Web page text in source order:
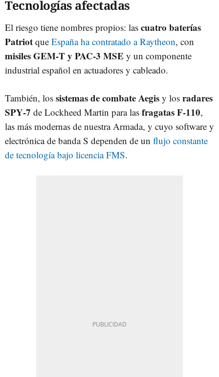
Tecnologías afectadas
El riesgo tiene nombres propios: las cuatro baterías
Patriot que España ha contratado a Raytheon, con
misiles GEM‑T y PAC‑3 MSE y un componente
industrial español en actuadores y cableado.
También, los sistemas de combate Aegis y los radares
SPY‑7 de Lockheed Martin para las fragatas F‑110,
las más modernas de nuestra Armada, y cuyo software y
electrónica de banda S dependen de un flujo constante
de tecnología bajo licencia FMS.